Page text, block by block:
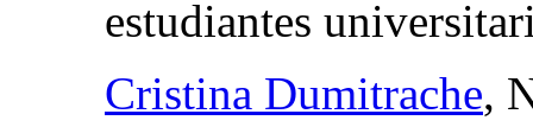
estudiantes
Cristina Dumitrache,